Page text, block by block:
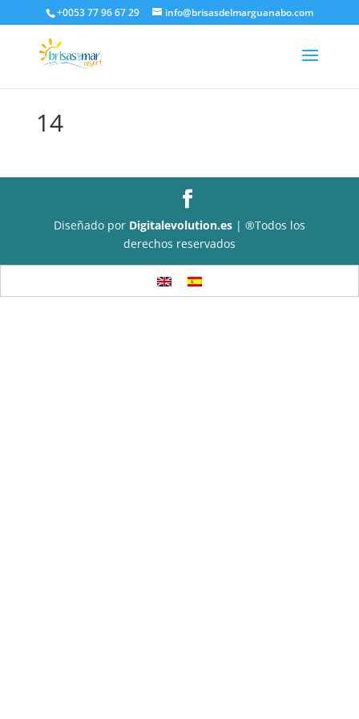
+0053 77 96 67 29 info@brisasdelmarguanabo.com
14
Diseñado por Digitalevolution.es| ®Todos los
derechos reservados